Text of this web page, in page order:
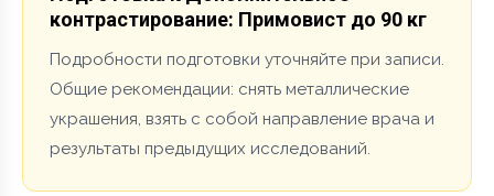
контрастирование: Примовист до 90 кг
Подробности подготовки уточняйте при записи.
Общие рекомендации: снять металлические
украшения, взять с собой направление врача и
результаты предыдущих исследований.